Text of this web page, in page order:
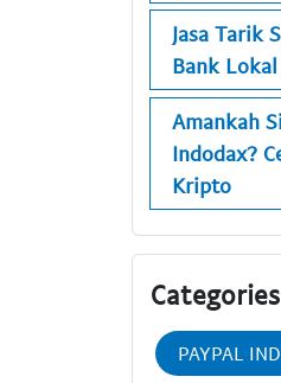
Jasa Tarik
Bank
Amankah
Indodax?
Kripto
Categories
PAYPAL